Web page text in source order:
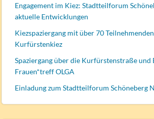
Engagement im Kiez: Stadtteilforum
aktuelle Entwicklungen
Kiezspaziergang mit über 70
Kurfürstenkiez
Spaziergang über die Kurfürstenstraße und
Frauen*treff OLGA
Einladung zum Stadtteilforum Schöneberg